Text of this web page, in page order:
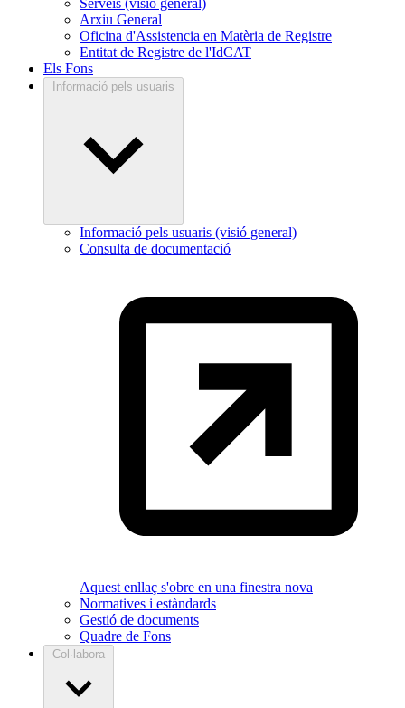
Arxiu General
Oficina d'Assistencia en Matèria de Registre
Entitat de Registre de l'IdCAT
Els Fons
Informació pels usuaris
Informació pels usuaris (visió general)
Consulta de documentació
Aquest enllaç s'obre en una finestra nova
Normatives i estàndards
Gestió de documents
Quadre de Fons
Col·labora